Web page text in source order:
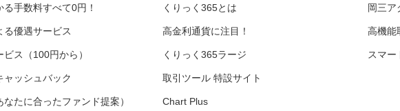
手数料すべて0円！
る優遇サービス
ス（100円から）
ャッシュバック
たに合ったファンド提案）
くりっく365とは
高金利通貨に注目！
くりっく365ラージ
取引ツール 特設サイト
Chart Plus
岡三ア
高機能
スマー